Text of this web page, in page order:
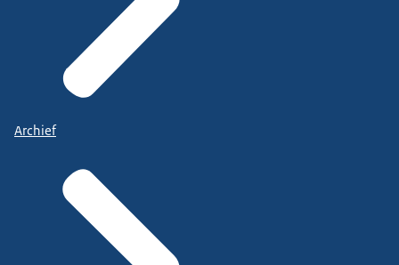
Archief